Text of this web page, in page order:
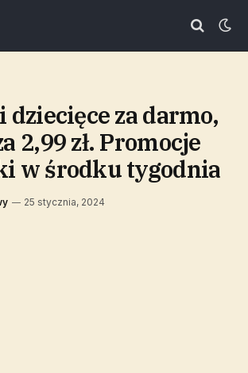
dziecięce za darmo,
2,99 zł. Promocje
w środku tygodnia
25 stycznia, 2024